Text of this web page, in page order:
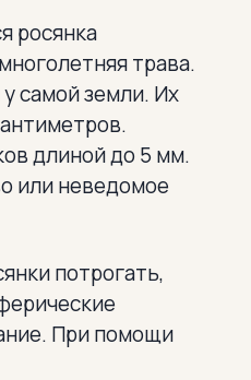
росянка
трава.
самой земли. Их
длиной до 5 мм.
или неведомое
потрогать,
При помощи